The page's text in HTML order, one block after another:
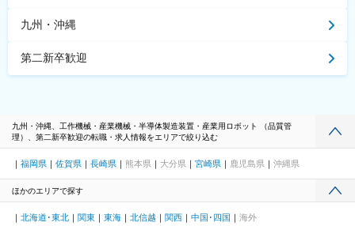
九州・沖縄
第二新卒歓迎
九州・沖縄、工作機械・産業機械・半導体製造装置・産業用ロボット （品質管
理）、第二新卒歓迎の転職・求人情報をエリアで絞り込む
福岡県 佐賀県 長崎県 熊本県 大分県 宮崎県 鹿児島県 沖縄県
ほかのエリアで探す
北海道･東北 関東 東海 北信越 関西 中国･四国 海外